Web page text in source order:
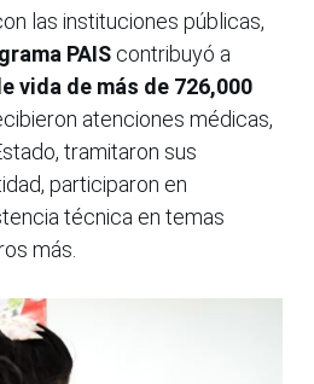
las instituciones públicas,
PAIS contribuyó a
vida de más de 726,000
atenciones médicas,
tramitaron sus
participaron en
técnica en temas
más.